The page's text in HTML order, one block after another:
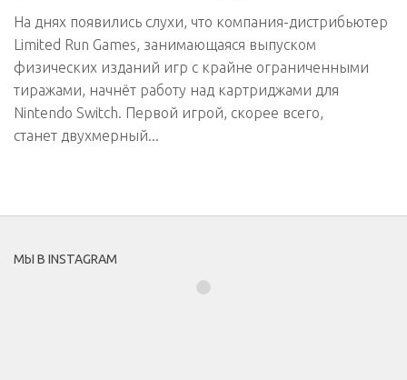
На днях появились слухи, что компания-дистрибьютер
Limited Run Games, занимающаяся выпуском
физических изданий игр с крайне ограниченными
тиражами, начнёт работу над картриджами для
Nintendo Switch. Первой игрой, скорее всего,
станет двухмерный...
МЫ В INSTAGRAM